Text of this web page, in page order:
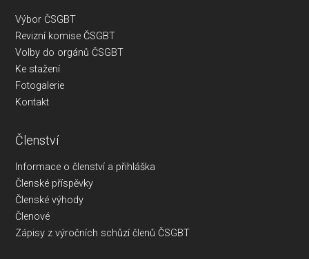
Výbor ČSGBT
Revizní komise ČSGBT
Volby do orgánů ČSGBT
Ke stažení
Fotogalerie
Kontakt
Členství
Informace o členství a přihláška
Členské příspěvky
Členské výhody
Členové
Zápisy z výročních schůzí členů ČSGBT